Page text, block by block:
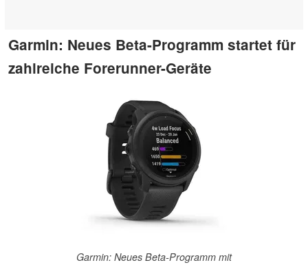
Garmin: Neues Beta-Programm startet für
zahlreiche Forerunner-Geräte
Garmin: Neues Beta-Programm mit